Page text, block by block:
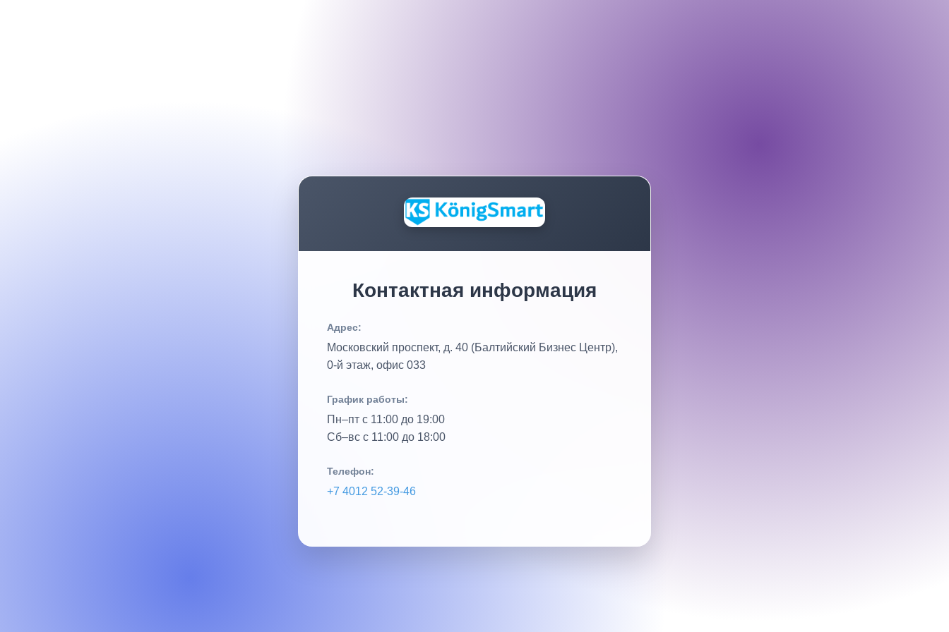
Контактная информация
Адрес:
Московский проспект, д. 40 (Балтийский Бизнес Центр),
0‑й этаж, офис 033
График работы:
Пн–пт с 11:00 до 19:00
Сб–вс с 11:00 до 18:00
Телефон:
+7 4012 52‑39‑46